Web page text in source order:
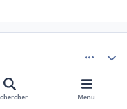
Menu